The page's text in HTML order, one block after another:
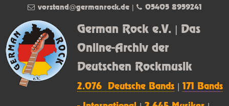
German Rock e.V. | Das
Online-Archiv der
Deutschen Rockmusik
2.076 Deutsche Bands |171 Bands
vorstand@germanrock.de| 05405 8959241